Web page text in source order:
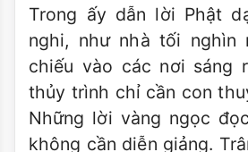
Trong ấy dẫn lời Phật
nghi, như nhà tối nghìn
chiếu vào các nơi sáng
thủy trình chỉ cần con
Những lời vàng ngọc
không cần diễn giảng.